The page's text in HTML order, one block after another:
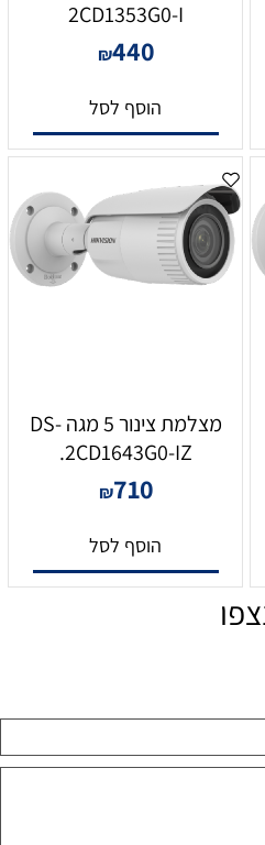
2CD1353G0-I
₪440
הוסף לסל
מצלמת צינור 5 מגה DS-
2CD1643G0-IZ.
₪710
הוסף לסל